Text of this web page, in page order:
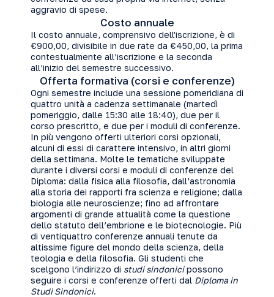
aggravio di spese.
Costo annuale
Il costo annuale, comprensivo dell'iscrizione, è di
€900,00, divisibile in due rate da €450,00, la prima
contestualmente all’iscrizione e la seconda
all’inizio del semestre successivo.
Offerta formativa (corsi e conferenze)
Ogni semestre include una sessione pomeridiana di
quattro unità a cadenza settimanale (martedì
pomeriggio, dalle 15:30 alle 18:40), due per il
corso prescritto, e due per i moduli di conferenze.
In più vengono offerti ulteriori corsi opzionali,
alcuni di essi di carattere intensivo, in altri giorni
della settimana. Molte le tematiche sviluppate
durante i diversi corsi e moduli di conferenze del
Diploma: dalla fisica alla filosofia, dall’astronomia
alla storia dei rapporti fra scienza e religione; dalla
biologia alle neuroscienze; fino ad affrontare
argomenti di grande attualità come la questione
dello statuto dell’embrione e le biotecnologie. Più
di ventiquattro conferenze annuali tenute da
altissime figure del mondo della scienza, della
teologia e della filosofia. Gli studenti che
scelgono l’indirizzo di studi sindonicipossono
seguire i corsi e conferenze offerti dal Diploma in
Studi Sindonici.